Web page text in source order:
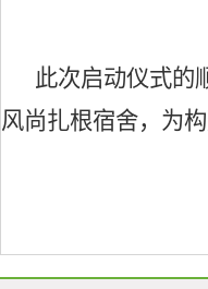
此次启动仪式的
风尚扎根宿舍，为